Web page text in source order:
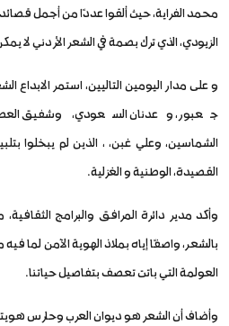
محمد الفراية، حيث ألقوا عددًا من أجمل
الزيودي، الذي ترك بصمة في الشعر الأردني لا
و على مدار اليومين التاليين، استمر
جعبور، وعدنان السعودي، وشفيق
الشماسين، وعلي غبن، ، الذين لم يبخلوا
القصيدة، الوطنية و الغزلية.
وأكد مدير دائرة المرافق والبرامج
بالشعر، واصفًا إياه بملاذ الهوية الآمن
العولمة التي باتت تعصف بتفاصيل حياتنا.
وأضاف أن الشعر هو ديوان العرب وحارس